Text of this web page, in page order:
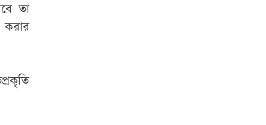
তা
করার